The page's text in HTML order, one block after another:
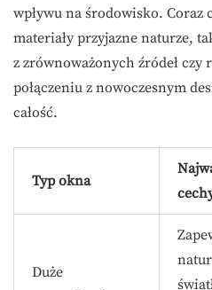
wpływu na środowisko. Coraz
materiały przyjazne naturze,
z zrównoważonych źródeł
połączeniu z nowoczesnym
całość.
Typ okna
Duże